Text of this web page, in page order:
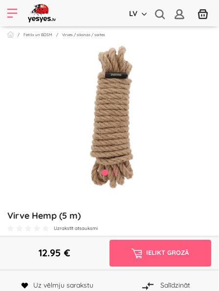
LV
Fetišs un BDSM Virves / siksnas / saites
Virve Hemp (5 m)
Uzrakstīt atsauksmi
12.95 € IELIKT GROZĀ
Uz vēlmju sarakstu Salīdzināt